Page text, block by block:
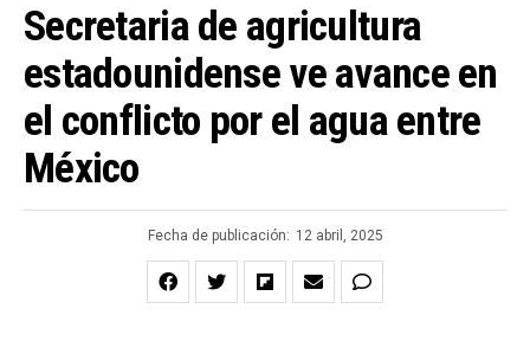
Secretaria de agricultura
estadounidense ve avance en
el conflicto por el agua entre
México
Fecha de publicación: 12 abril, 2025